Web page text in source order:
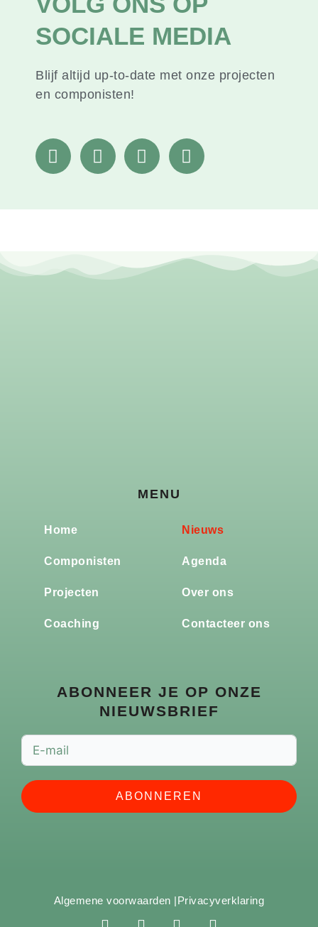
SOCIALE MEDIA
Blijf altijd up-to-date met onze projecten
en componisten!
F
a
o
k
I
n
a
Y
o
S
p
y
MENU
Home
Componisten
Projecten
Coaching
Nieuws
Agenda
Over ons
Contacteer ons
ABONNEER JE OP ONZE
NIEUWSBRIEF
ABONNEREN
F
I
Y
S
Algemene voorwaarden | Privacyverklaring